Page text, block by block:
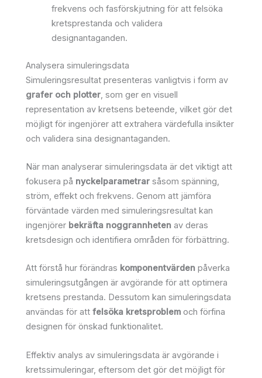
frekvens och fasförskjutning för att felsöka
kretsprestanda och validera
designantaganden.
Analysera simuleringsdata
Simuleringsresultat presenteras vanligtvis i form av
grafer och plotter , som ger en visuell
representation av kretsens beteende, vilket gör det
möjligt för ingenjörer att extrahera värdefulla insikter
och validera sina designantaganden.
När man analyserar simuleringsdata är det viktigt att
fokusera på nyckelparametrar såsom spänning,
ström, effekt och frekvens. Genom att jämföra
förväntade värden med simuleringsresultat kan
ingenjörer bekräfta noggrannheten av deras
kretsdesign och identifiera områden för förbättring.
Att förstå hur förändras komponentvärden påverka
simuleringsutgången är avgörande för att optimera
kretsens prestanda. Dessutom kan simuleringsdata
användas för att felsöka kretsproblem och förfina
designen för önskad funktionalitet.
Effektiv analys av simuleringsdata är avgörande i
kretssimuleringar, eftersom det gör det möjligt för